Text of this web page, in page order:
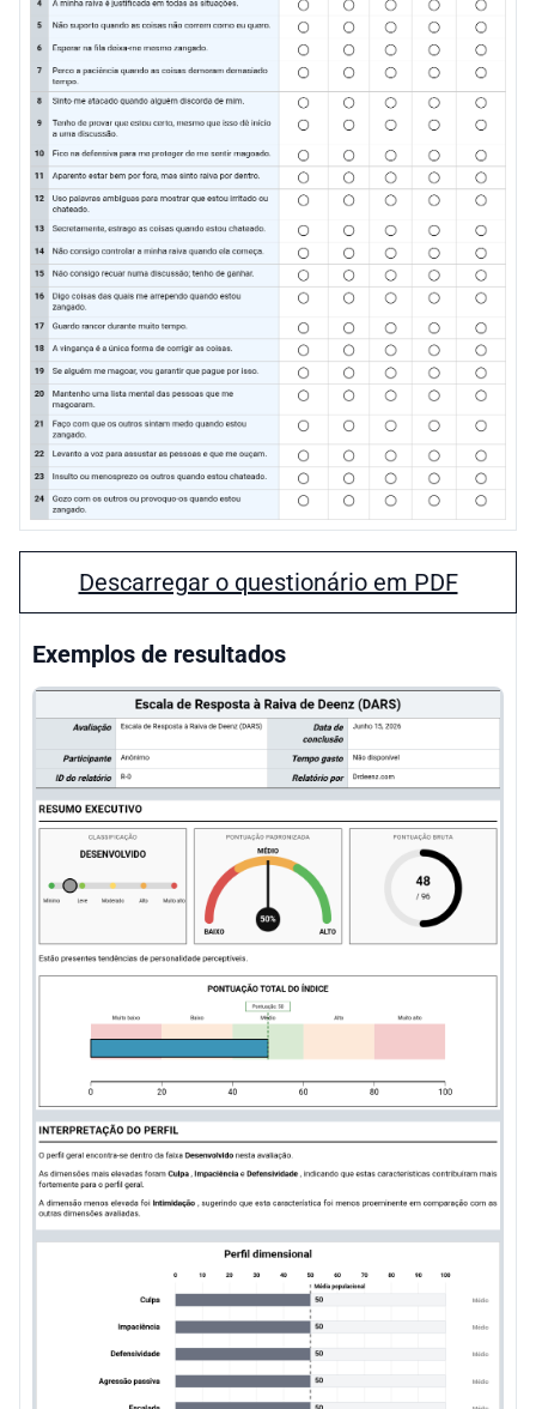
Descarregar o questionário em PDF
Exemplos de resultados